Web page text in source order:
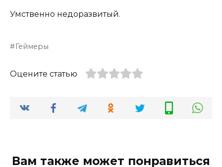
Умственно недоразвитый.
Геймеры
Оцените статью
Вам также может понравиться